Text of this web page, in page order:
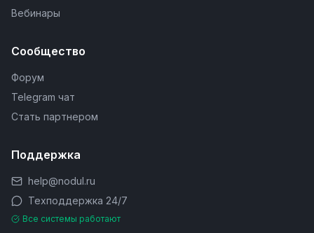
Вебинары
Сообщество
Форум
Telegram чат
Стать партнером
Поддержка
help@nodul.ru
Техподдержка 24/7
Все системы работают